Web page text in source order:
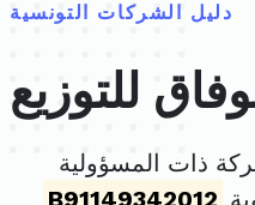
دليل الشركات التونسية
للتوزيع
ذات المسؤولية
B91149342012
.